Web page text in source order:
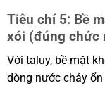
Tiêu chí 5: Bề
xói (đúng chức
Với taluy, bề mặt
dòng nước chảy